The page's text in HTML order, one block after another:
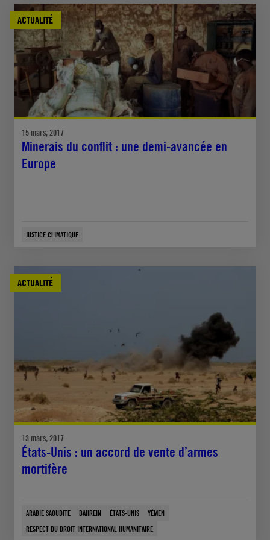
ACTUALITÉ
15 mars, 2017
Minerais du conflit : une demi-avancée en
Europe
JUSTICE CLIMATIQUE
ACTUALITÉ
13 mars, 2017
États-Unis : un accord de vente d’armes
mortifère
ARABIE SAOUDITE BAHREIN ÉTATS-UNIS
YÉMEN
RESPECT DU DROIT INTERNATIONAL HUMANITAIRE